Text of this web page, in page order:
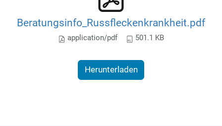
Beratungsinfo_Russfleckenkrankheit.pdf
application/pdf 501.1 KB
Herunterladen